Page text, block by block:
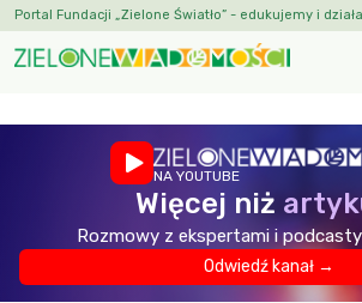
Portal Fundacji „Zielone Światło” - edukujemy i
NA YOUTUBE
Więcej niż
Rozmowy z ekspertami i podcasty
Odwiedź kanał →